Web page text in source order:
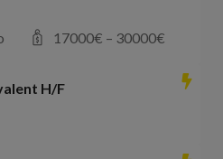
17000€ – 30000€
H/F